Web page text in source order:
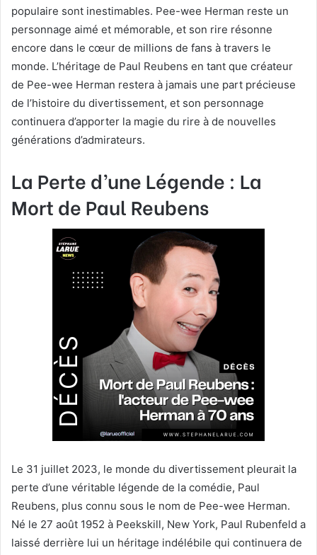
populaire sont inestimables. Pee-wee Herman reste un
personnage aimé et mémorable, et son rire résonne
encore dans le cœur de millions de fans à travers le
monde. L’héritage de Paul Reubens en tant que créateur
de Pee-wee Herman restera à jamais une part précieuse
de l’histoire du divertissement, et son personnage
continuera d’apporter la magie du rire à de nouvelles
générations d’admirateurs.
La Perte d’une Légende : La
Mort de Paul Reubens
Le 31 juillet 2023, le monde du divertissement pleurait la
perte d’une véritable légende de la comédie, Paul
Reubens, plus connu sous le nom de Pee-wee Herman.
Né le 27 août 1952 à Peekskill, New York, Paul Rubenfeld a
laissé derrière lui un héritage indélébile qui continuera de